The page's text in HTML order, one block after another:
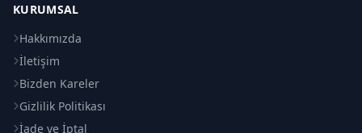
KURUMSAL
Hakkımızda
İletişim
Bizden Kareler
Gizlilik Politikası
İade ve İptal